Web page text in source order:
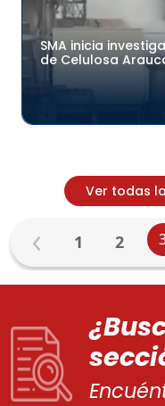
SMA inicia
de Celulosa
Ver todas
1 2